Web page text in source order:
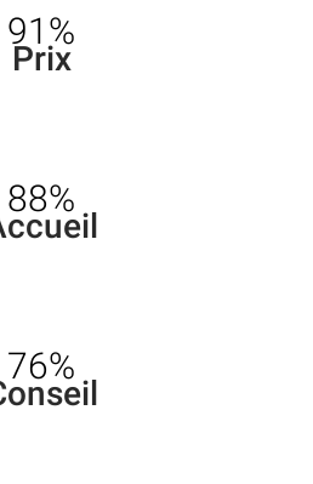
91%
Prix
88%
76%